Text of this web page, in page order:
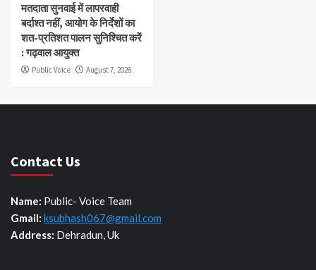
मतदाता सुनवाई में लापरवाही
बर्दाश्त नहीं, आयोग के निर्देशों का
शत-प्रतिशत पालन सुनिश्चित करें
: गढ़वाल आयुक्त
Public Voice August 7, 2026
Contact Us
Name: Public- Voice Team
Gmail: ksubhash067@gmail.com
Address: Dehradun, Uk